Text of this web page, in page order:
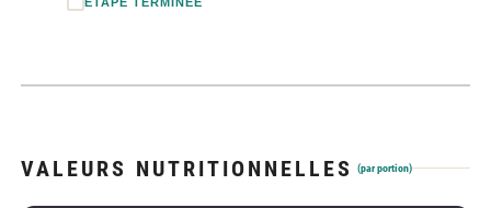
VALEURS NUTRITIONNELLES (par portion)